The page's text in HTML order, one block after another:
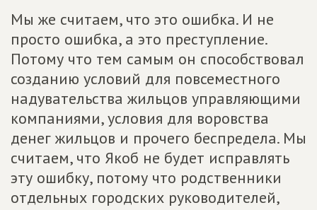
Мы же считаем, что это ошибка. И не
просто ошибка, а это преступление.
Потому что тем самым он способствовал
созданию условий для повсеместного
надувательства жильцов управляющими
компаниями, условия для воровства
денег жильцов и прочего беспредела. Мы
считаем, что Якоб не будет исправлять
эту ошибку, потому что родственники
отдельных городских руководителей,